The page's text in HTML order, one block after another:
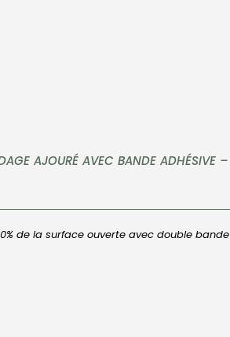
AJOURÉ AVEC BANDE ADHÉSIVE –
de la surface ouverte avec double